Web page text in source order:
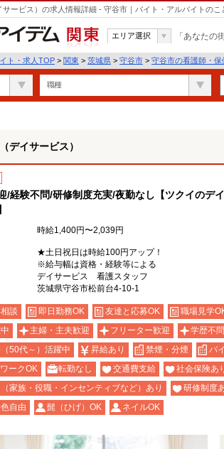
サービス）の求人情報詳細 - 守谷市｜バイト・アルバイトのこ
関東
エリア選択 「あなたの
ト・求人TOP > 関東 > 茨城県 > 守谷市 > 守谷市の看護師・
職種
デイサービス）
/経験不問/研修制度充実/夜勤なし【ツクイのデ
時給1,400円〜2,039円
★土日祝日は時給100円アップ！
※給与幅は資格・経験等による
デイサービス 看護スタッフ
茨城県守谷市松前台4-10-1
談 即日勤務OK 友達と応募OK 職場見学
主婦・主夫歓迎 フリーター歓迎 学歴不問
50代～）活躍中
昇給あり 禁煙・分煙 バ
ークOK
転勤なし 交通費支給 社会保険あ
家族・役職・インセンティブなど）あり
研修制度
自由
髭（ひげ）OK ネイルOK